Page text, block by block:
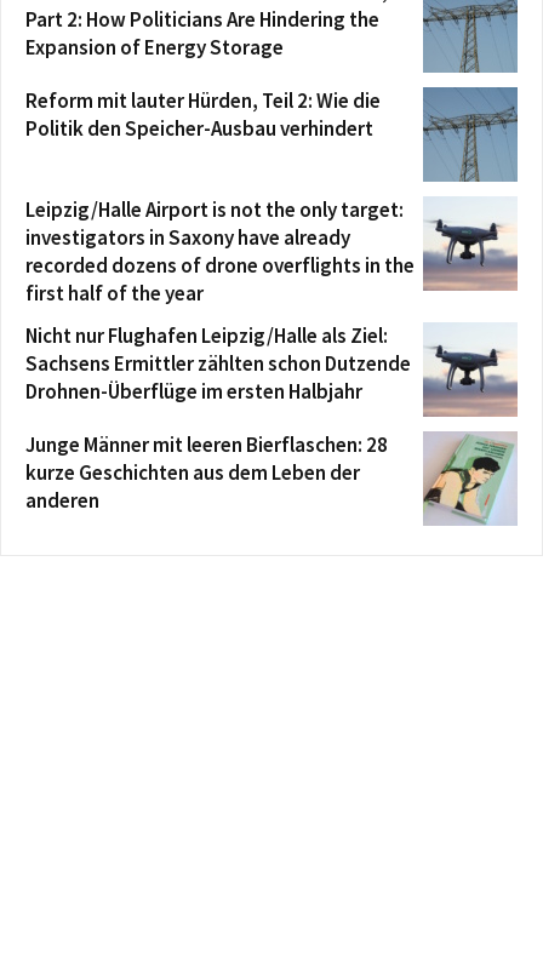
Part 2: How Politicians Are Hindering the
Expansion of Energy Storage
Reform mit lauter Hürden, Teil 2: Wie die
Politik den Speicher-Ausbau verhindert
Leipzig/Halle Airport is not the only target:
investigators in Saxony have already
recorded dozens of drone overflights in the
first half of the year
Nicht nur Flughafen Leipzig/Halle als Ziel:
Sachsens Ermittler zählten schon Dutzende
Drohnen-Überflüge im ersten Halbjahr
Junge Männer mit leeren Bierflaschen: 28
kurze Geschichten aus dem Leben der
anderen